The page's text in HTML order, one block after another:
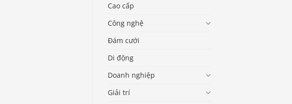
Cao cấp
Công nghệ
Đám cưới
Di động
Doanh nghiệp
Giải trí